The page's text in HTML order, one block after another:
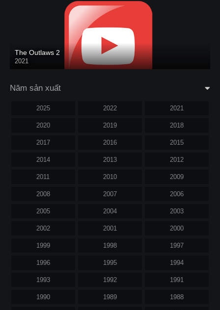
The Outlaws 2
2021
Năm sản xuất
2025 2022 2021
2020 2019 2018
2017 2016 2015
2014 2013 2012
2011 2010 2009
2008 2007 2006
2005 2004 2003
2002 2001 2000
1999 1998 1997
1996 1995 1994
1993 1992 1991
1990 1989 1988